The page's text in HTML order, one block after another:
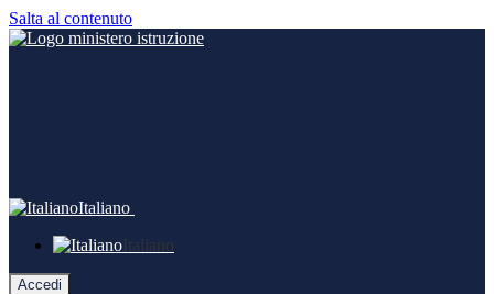
Salta al contenuto
Italiano
Italiano
Accedi